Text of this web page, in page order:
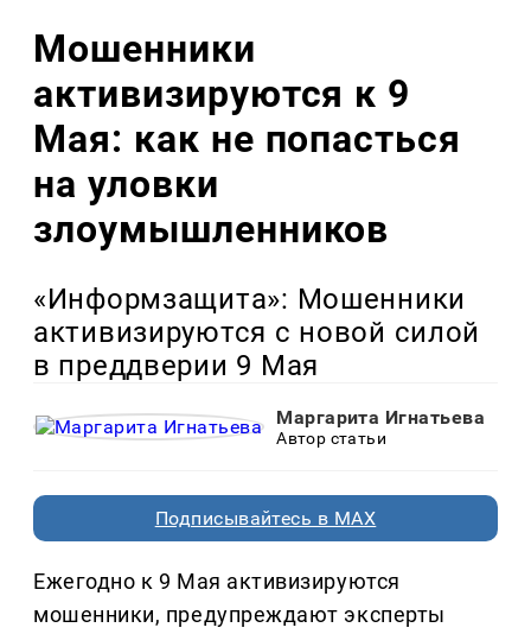
Мошенники
активизируются к 9
Мая: как не попасться
на уловки
злоумышленников
«Информзащита»: Мошенники
активизируются с новой силой
в преддверии 9 Мая
Маргарита Игнатьева
Автор статьи
Подписывайтесь в MAX
Ежегодно к 9 Мая активизируются
мошенники, предупреждают эксперты